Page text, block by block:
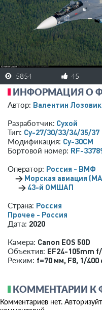
5854 45
ИНФОРМАЦИЯ О
Автор: Валентин Лозовик
Разработчик: Сухой
Тип: Су-27/30/33/34/35/37
Модификация: Су-30СМ
Бортовой номер: RF-
Оператор: Россия - ВМФ
→ Морская авиация
→ 43-й ОМШАП
Страна: Россия
Прочее - Россия
Дата: 2020
Камера: Canon EOS 50D
Объектив: EF24-105mm f/
Режим: f=70 мм, F8, 1/400
КОММЕНТАРИИ К
Комментариев нет.